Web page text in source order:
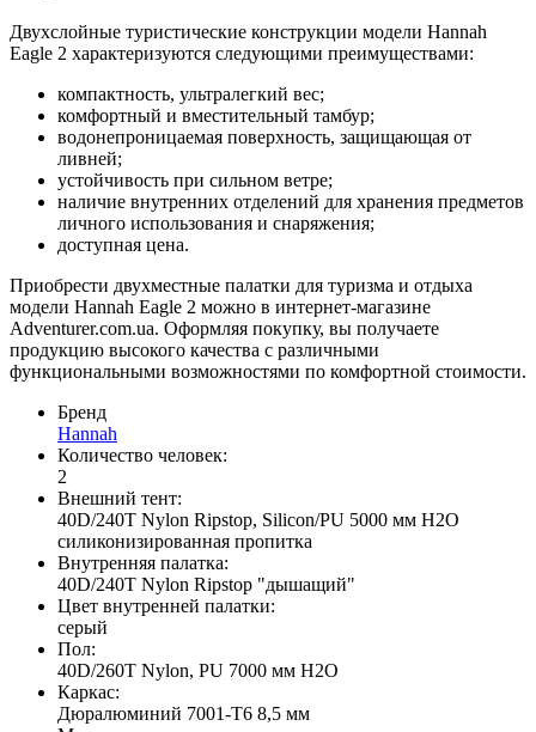
Двухслойные туристические конструкции модели Hannah
Eagle 2 характеризуются следующими преимуществами:
компактность, ультралегкий вес;
комфортный и вместительный тамбур;
водонепроницаемая поверхность, защищающая от
ливней;
устойчивость при сильном ветре;
наличие внутренних отделений для хранения предметов
личного использования и снаряжения;
доступная цена.
Приобрести двухместные палатки для туризма и отдыха
модели Hannah Eagle 2 можно в интернет-магазине
Adventurer.com.ua. Оформляя покупку, вы получаете
продукцию высокого качества с различными
функциональными возможностями по комфортной стоимости.
Бренд
Hannah
Количество человек:
2
Внешний тент:
40D/240T Nylon Ripstop, Silicon/PU 5000 мм H2O
силиконизированная пропитка
Внутренняя палатка:
40D/240T Nylon Ripstop "дышащий"
Цвет внутренней палатки:
серый
Пол:
40D/260T Nylon, PU 7000 мм H2O
Каркас:
Дюралюминий 7001-T6 8,5 мм